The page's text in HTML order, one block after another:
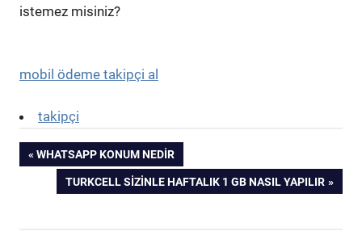
istemez misiniz?
mobil ödeme takipçi al
takipçi
Yazı
gezinmesi
PREVIOUS
POST:
WHATSAPP KONUM NEDIR
NEXT
POST:
TURKCELL SIZINLE HAFTALIK 1 GB NASIL YAPILIR